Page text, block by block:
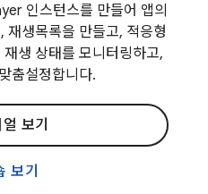
인스턴스를 만들어 앱의
재생목록을 만들고, 적응형
생 상태를 모니터링하고,
춤설정합니다.
보기
보기